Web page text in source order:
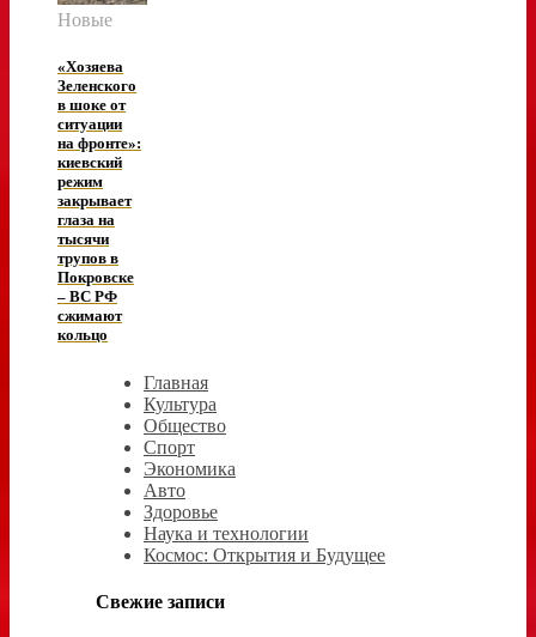
Новые
«Хозяева
Зеленского
в шоке от
ситуации
на фронте»:
киевский
режим
закрывает
глаза на
тысячи
трупов в
Покровске
– ВС РФ
сжимают
кольцо
Главная
Культура
Общество
Спорт
Экономика
Авто
Здоровье
Наука и технологии
Космос: Открытия и Будущее
Свежие записи